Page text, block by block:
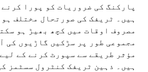
پارکنگ کی ضروریات کو پورا
ہیں۔ ٹریفک کی صورتحال مختلف
مصروف اوقات میں کچھ بھیڑ ہو
مجموعی طور پر سڑکیں گاڑیوں کی
مؤثر طریقے سے سپورٹ کرنے کے
ہیں۔ ذہین ٹریفک کنٹرول سسٹمز